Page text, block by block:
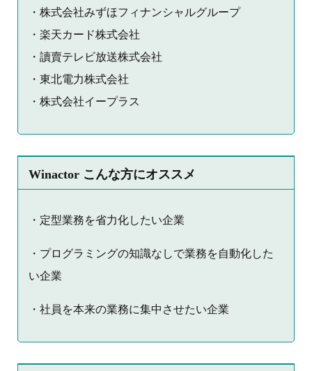
・株式会社みずほフィナンシャルグループ
・楽天カード株式会社
・讀賣テレビ放送株式会社
・東北電力株式会社
・株式会社イープラス
Winactor こんな方にオススメ
・定型業務を省力化したい企業
・プログラミングの知識なしで業務を自動化した
い企業
・社員を本来の業務に集中させたい企業